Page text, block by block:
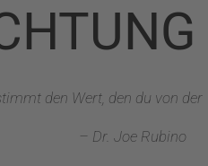
den Wert, den du von der
– Dr. Joe Rubino